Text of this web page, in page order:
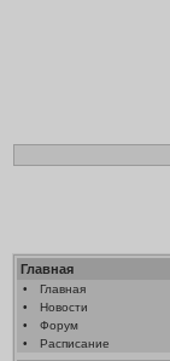
Главная
•
Главная
•
Новости
•
Форум
•
Расписание